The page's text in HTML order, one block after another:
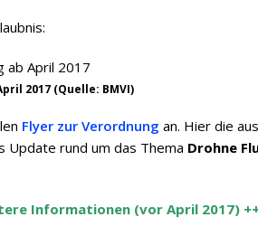
2017 (Quelle: BMVI)
Flyer zur Verordnung an. Hier die
Update rund um das Thema Drohne
Informationen (vor April 2017)